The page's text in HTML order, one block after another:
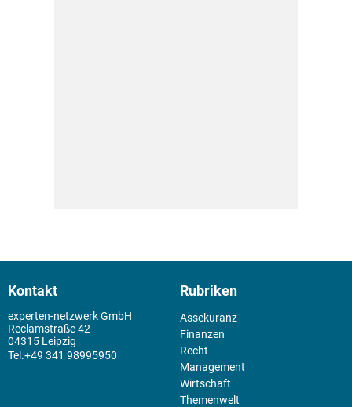
Kontakt
experten-netzwerk GmbH
Reclamstraße 42
04315 Leipzig
+49 341 98995950
Rubriken
Assekuranz
Finanzen
Recht
Management
Wirtschaft
Themenwelt